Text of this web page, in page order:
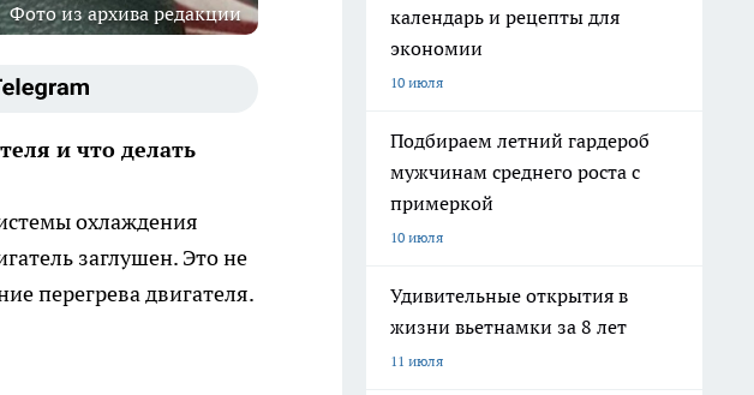
Фото из архива редакции
и что делать
охлаждения
заглушен. Это не
перегрева двигателя.
календарь и рецепты для
экономии
10 июля
Подбираем летний гардероб
мужчинам среднего роста с
примеркой
10 июля
Удивительные открытия в
жизни вьетнамки за 8 лет
11 июля